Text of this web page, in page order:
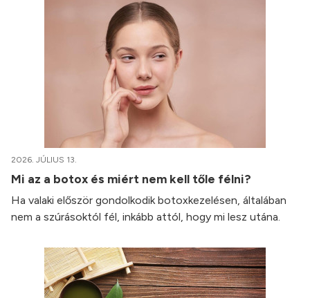
2026. JÚLIUS 13.
Mi az a botox és miért nem kell tőle félni?
Ha valaki először gondolkodik botoxkezelésen, általában
nem a szúrásoktól fél, inkább attól, hogy mi lesz utána.